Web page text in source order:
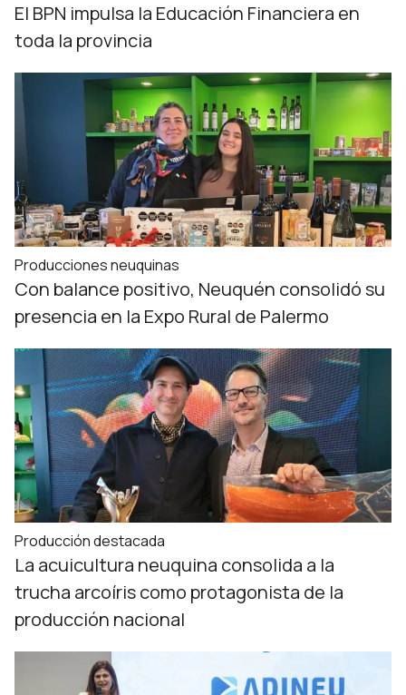
El BPN impulsa la Educación Financiera en
toda la provincia
Producciones neuquinas
Con balance positivo, Neuquén consolidó su
presencia en la Expo Rural de Palermo
Producción destacada
La acuicultura neuquina consolida a la
trucha arcoíris como protagonista de la
producción nacional